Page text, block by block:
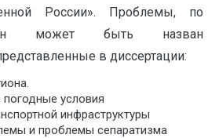
России». Проблемы, по
может быть назван
в диссертации:
условия
инфраструктуры
и проблемы сепаратизма